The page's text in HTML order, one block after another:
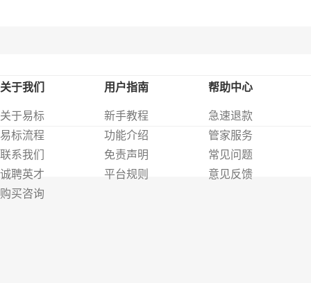
关于我们
关于易标
易标流程
联系我们
诚聘英才
购买咨询
用户指南
新手教程
功能介绍
免责声明
平台规则
帮助中心
急速退款
管家服务
常见问题
意见反馈